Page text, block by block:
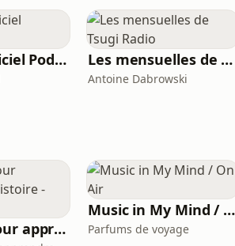
Dj Shan Officiel Podcast Les mensuelles de Tsugi Radio
Antoine Dabrowski
1 Minute pour apprendre l’Histoire - France
Music in My Mind / On Air
Parfums de voyage